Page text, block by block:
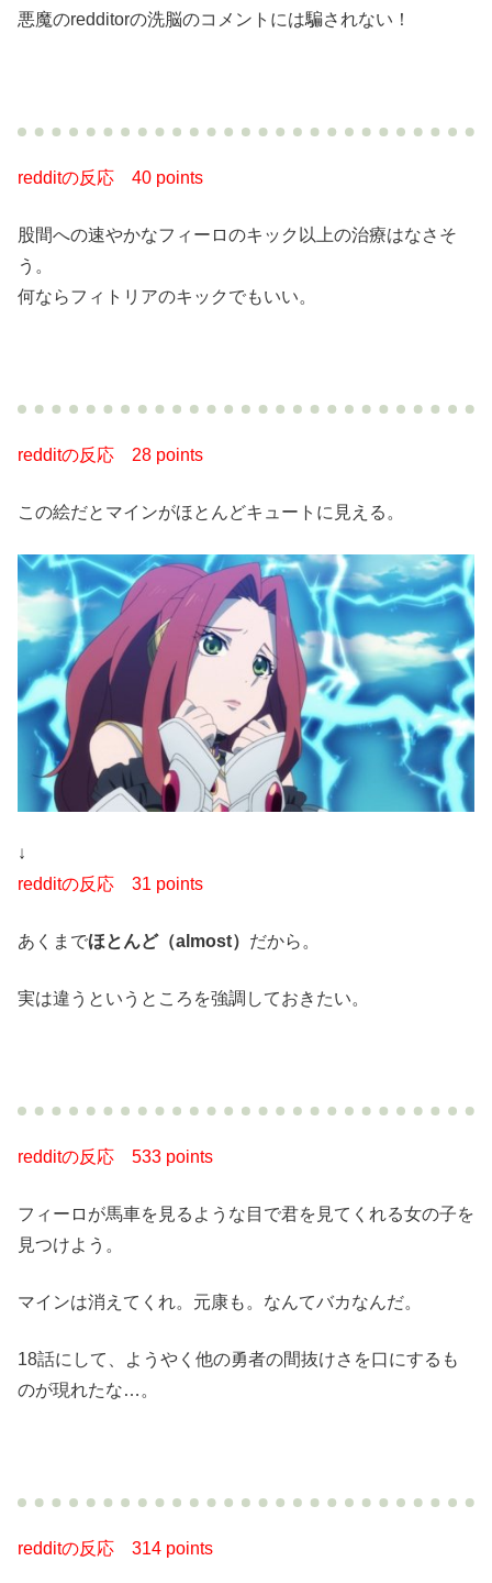
悪魔のredditorの洗脳のコメントには騙されない！
redditの反応 40 points
股間への速やかなフィーロのキック以上の治療はなさそ
う。
何ならフィトリアのキックでもいい。
redditの反応 28 points
この絵だとマインがほとんどキュートに見える。
↓
redditの反応 31 points
あくまでほとんど（almost） だから。
実は違うというところを強調しておきたい。
redditの反応 533 points
フィーロが馬車を見るような目で君を見てくれる女の子を
見つけよう。
マインは消えてくれ。元康も。なんてバカなんだ。
18話にして、ようやく他の勇者の間抜けさを口にするも
のが現れたな…。
redditの反応 314 points